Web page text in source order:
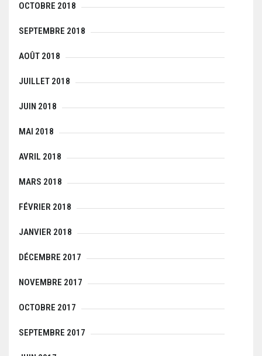
OCTOBRE 2018
SEPTEMBRE 2018
AOÛT 2018
JUILLET 2018
JUIN 2018
MAI 2018
AVRIL 2018
MARS 2018
FÉVRIER 2018
JANVIER 2018
DÉCEMBRE 2017
NOVEMBRE 2017
OCTOBRE 2017
SEPTEMBRE 2017